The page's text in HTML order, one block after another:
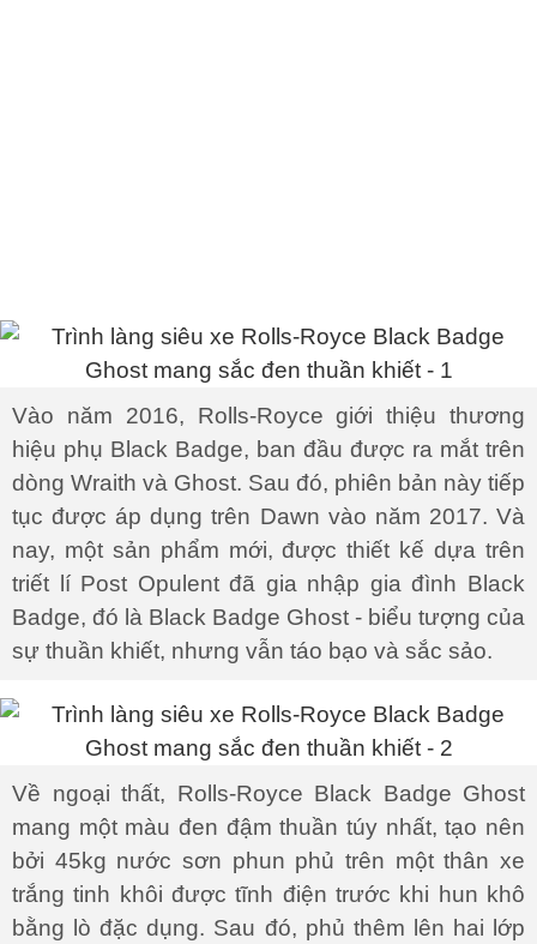
Vào năm 2016, Rolls-Royce giới thiệu thương
hiệu phụ Black Badge, ban đầu được ra mắt trên
dòng Wraith và Ghost. Sau đó, phiên bản này tiếp
tục được áp dụng trên Dawn vào năm 2017. Và
nay, một sản phẩm mới, được thiết kế dựa trên
triết lí Post Opulent đã gia nhập gia đình Black
Badge, đó là Black Badge Ghost - biểu tượng của
sự thuần khiết, nhưng vẫn táo bạo và sắc sảo.
Về ngoại thất, Rolls-Royce Black Badge Ghost
mang một màu đen đậm thuần túy nhất, tạo nên
bởi 45kg nước sơn phun phủ trên một thân xe
trắng tinh khôi được tĩnh điện trước khi hun khô
bằng lò đặc dụng. Sau đó, phủ thêm lên hai lớp